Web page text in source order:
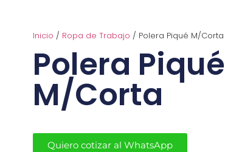
Inicio / Ropa de Trabajo / Polera Piqué M/Corta
Polera Piqué
M/Corta
Quiero cotizar al WhatsApp